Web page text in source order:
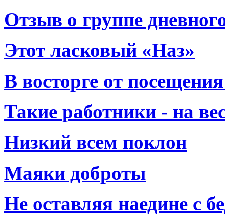
Отзыв о группе
Этот ласковый «Наз»
В восторге от
Такие работники - на
Низкий всем поклон
Маяки доброты
Не оставляя наедине с